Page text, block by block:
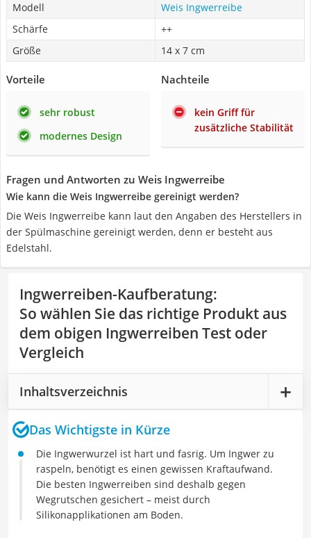
Modell
Weis Ingwerreibe
Schärfe
++
Größe
14 x 7 cm
Vorteile
sehr robust
modernes Design
Nachteile
kein Griff für
zusätzliche Stabilität
Fragen und Antworten zu Weis Ingwerreibe
Wie kann die Weis Ingwerreibe gereinigt werden?
Die Weis Ingwerreibe kann laut den Angaben des Herstellers in
der Spülmaschine gereinigt werden, denn er besteht aus
Edelstahl.
Ingwerreiben-Kaufberatung:
So wählen Sie das richtige Produkt aus
dem obigen Ingwerreiben Test oder
Vergleich
Inhaltsverzeichnis
Das Wichtigste in Kürze
Die Ingwerwurzel ist hart und fasrig. Um Ingwer zu
raspeln, benötigt es einen gewissen Kraftaufwand.
Die besten Ingwerreiben sind deshalb gegen
Wegrutschen gesichert – meist durch
Silikonapplikationen am Boden.